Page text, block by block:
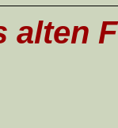
alten